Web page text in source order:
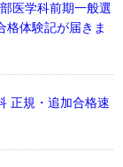
医学科前期一般選
格体験記が届きま
正規・追加合格速